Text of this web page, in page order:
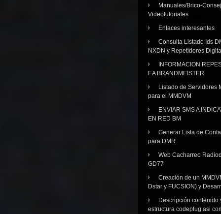
Manuales/Brico-
Videotutoriales
Enlaces interesantes
Consulta Listado Ids
NXDN y Repetidores
INFORMACION
EA BRANDMEISTER
Listado de Servidores
para el MMDVM
ENVIAR SMS A
EN RED BM
Generar Lista de
para DMR
Web Cacharreo
GD77
Creación de un
Dstar y FUCSION) y
Descripción contenido
estructura codeplug asi